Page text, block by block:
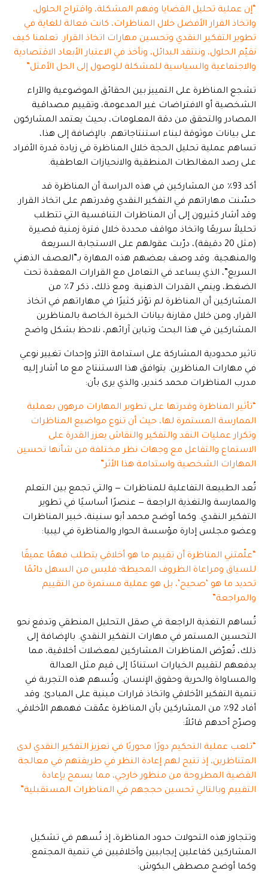
“إن عملية تحليل القضايا وفهم المشكلة، واقتراح الحلول،
واتخاذ القرار الأفضل خلال المناظرات، كانت فعالة للغاية في
تطوير التفكير النقدي وتحسين مهارات اتخاذ القرار. تعلمنا كيف
نقيّم الحلول، وننتقد البدائل، ونأخذ في الاعتبار الأبعاد الاقتصادية
والاجتماعية والسياسية للمشكلة للوصول إلى الحل الأمثل”
تشجع المناظرة على التمييز بين الحقائق الموضوعية والآراء
الشخصية أو الافتراضات غير المدعومة، وتقييم مصداقية
المصادر والتحقق من دقة المعلومات، بحيث يعتمد المشاركون
على بيانات موثوقة لبناء استنتاجاتهم. بالإضافة إلى هذا،
تساهم عملية تحليل الحجة خلال المناظرة في زيادة قدرة الأفراد
على رصد المغالطات المنطقية والانحيازات العاطفية.
أكد 93٪ من المشاركين في هذه الدراسة أن المناظرة قد
حسّنت مهاراتهم في التفكير النقدي وقدرتهم على اتخاذ القرار.
وقد أشار كثيرون إلى أن المناظرات التنافسية التي تتطلب
تحليلاً سريعًا واتخاذ مواقف محددة خلال فترة زمنية قصيرة
(مثل 20 دقيقة)، درّبت عقولهم على الاستجابة السريعة
والمنهجية. وقد وصف بعضهم هذه المهارة بـ”العصف الذهني
السريع”، الذي يساعد في التعامل مع القرارات المعقدة تحت
الضغط، وينمي القدرات الذهنية. ومع ذلك، ذكر 7٪ من
المشاركين أن المناظرة لم تؤثر كثيرًا في مهاراتهم في اتخاذ
القرار، ومن خلال مقارنة بيانات الخبرة الخاصة بالمناظرين
المشاركين في هذا البحث وتباين آرائهم، نلاحظ بشكل واضح
تاثير محدودية المشاركة على استدامة الآثر وإحداث تغيير نوعي
في مهارات المناظرين. يتوافق هذا الاستنتاج مع ما أشار إليه
مدرب المناظرات محمد كندير، والذي يرى بأن:
“تأثير المناظرة وقدرتها على تطوير المهارات مرهون بعملية
الممارسة المستمرة لها، حيث أن تنوع مواضيع المناظرات
وتكرار عمليات النقد والتفكير والنقاش يعزز القدرة على
الاستماع والتفاعل مع وجهات نظر مختلفة من شأنها تحسين
المهارات الشخصية واستدامة هذا الأثر”
تُعد الطبيعة التفاعلية للمناظرات — والتي تجمع بين التعلم
والممارسة والتغذية الراجعة — عنصرًا أساسيًا في تطوير
التفكير النقدي. وكما أوضح محمد أبو سنينة، خبير المناظرات
وعضو مجلس إدارة مؤسسة الحوار والمناظرة في ليبيا:
“علّمتني المناظرة أن تقييم ما هو أخلاقي يتطلب فهمًا عميقًا
للسياق ومراعاة الظروف المحيطة؛ فليس من السهل دائمًا
تحديد ما هو ‘صحيح’، بل هو عملية مستمرة من التقييم
والمراجعة”
تُساهم التغذية الراجعة في صقل التحليل المنطقي وتدفع نحو
التحسين المستمر في مهارات التفكير النقدي. بالإضافة إلى
ذلك، تُعرّض المناظرات المشاركين لمعضلات أخلاقية، مما
يدفعهم لتقييم الخيارات استنادًا إلى قيم مثل العدالة
والمساواة والحرية وحقوق الإنسان. وتُسهم هذه التجربة في
تنمية التفكير الأخلاقي واتخاذ قرارات مبنية على المبادئ. وقد
أفاد 92٪ من المشاركين بأن المناظرة عمّقت فهمهم الأخلاقي.
وصرّح أحدهم قائلاً:
“تلعب عملية التحكيم دورًا محوريًا في تعزيز التفكير النقدي لدى
المتناظرين، إذ تتيح لهم إعادة النظر في طريقتهم في معالجة
القضية المطروحة من منظور خارجي، مما يسمح بإعادة
التقييم وبالتالي تحسين حججهم في المناظرات المستقبلية”
وتتجاوز هذه التحولات حدود المناظرة، إذ تُسهم في تشكيل
المشاركين كفاعلين إيجابيين وأخلاقيين في تنمية المجتمع.
وكما أوضح مصطفى البكوش: